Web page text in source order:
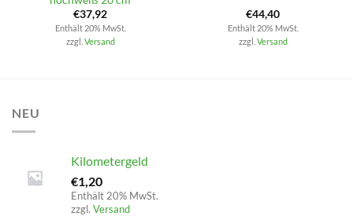
€37,92
Enthält 20% MwSt.
zzgl. Versand
€44,40
Enthält 20% MwSt.
zzgl. Versand
NEU
Kilometergeld
€1,20
Enthält 20% MwSt.
zzgl. Versand